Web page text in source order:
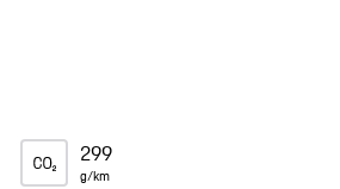
299
g/km